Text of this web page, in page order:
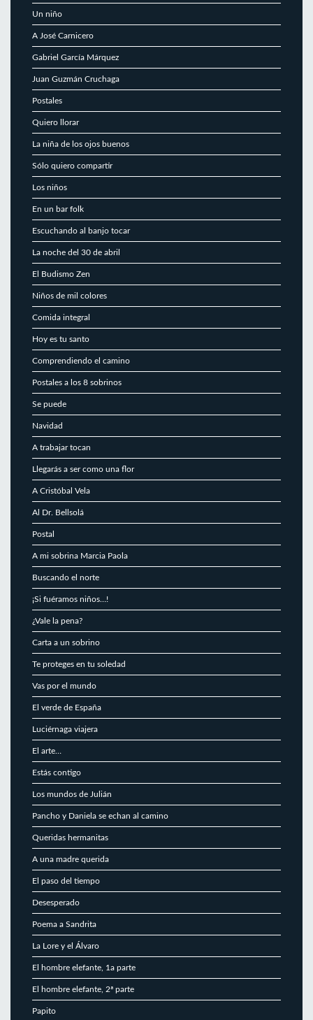
Un niño
A José Carnicero
Gabriel García Márquez
Juan Guzmán Cruchaga
Postales
Quiero llorar
La niña de los ojos buenos
Sólo quiero compartir
Los niños
En un bar folk
Escuchando al banjo tocar
La noche del 30 de abril
El Budismo Zen
Niños de mil colores
Comida integral
Hoy es tu santo
Comprendiendo el camino
Postales a los 8 sobrinos
Se puede
Navidad
A trabajar tocan
Llegarás a ser como una flor
A Cristóbal Vela
Al Dr. Bellsolá
Postal
A mi sobrina Marcia Paola
Buscando el norte
¡Si fuéramos niños…!
¿Vale la pena?
Carta a un sobrino
Te proteges en tu soledad
Vas por el mundo
El verde de España
Luciérnaga viajera
El arte…
Estás contigo
Los mundos de Julián
Pancho y Daniela se echan al camino
Queridas hermanitas
A una madre querida
El paso del tiempo
Desesperado
Poema a Sandrita
La Lore y el Álvaro
El hombre elefante, 1a parte
El hombre elefante, 2ª parte
Papito